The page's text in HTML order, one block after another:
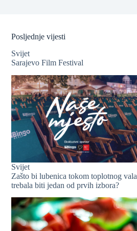
Posljednje vijesti
Svijet
Sarajevo Film Festival
Svijet
Zašto bi lubenica tokom toplotnog vala
trebala biti jedan od prvih izbora?